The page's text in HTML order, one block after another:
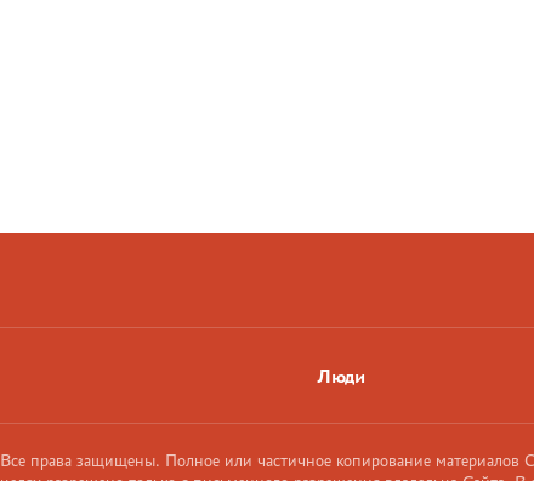
Люди
Все права защищены. Полное или частичное копирование материалов